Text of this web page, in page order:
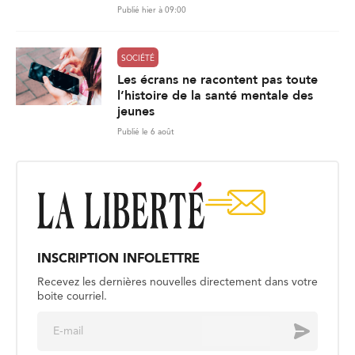
Publié hier à 09:00
SOCIÉTÉ
Les écrans ne racontent pas toute
l’histoire de la santé mentale des
jeunes
Publié le 6 août
INSCRIPTION INFOLETTRE
Recevez les dernières nouvelles directement dans votre
boite courriel.
Envoyer